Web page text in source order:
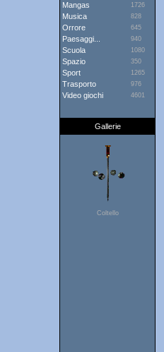
Mangas 1726
Musica 828
Orrore 645
Paesaggi... 940
Scuola 1080
Spazio 350
Sport 1265
Trasporto 976
Video giochi 4601
Gallerie
Coltello